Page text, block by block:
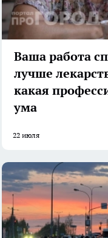
Ваша работа
лучше
какая
ума
22 июля